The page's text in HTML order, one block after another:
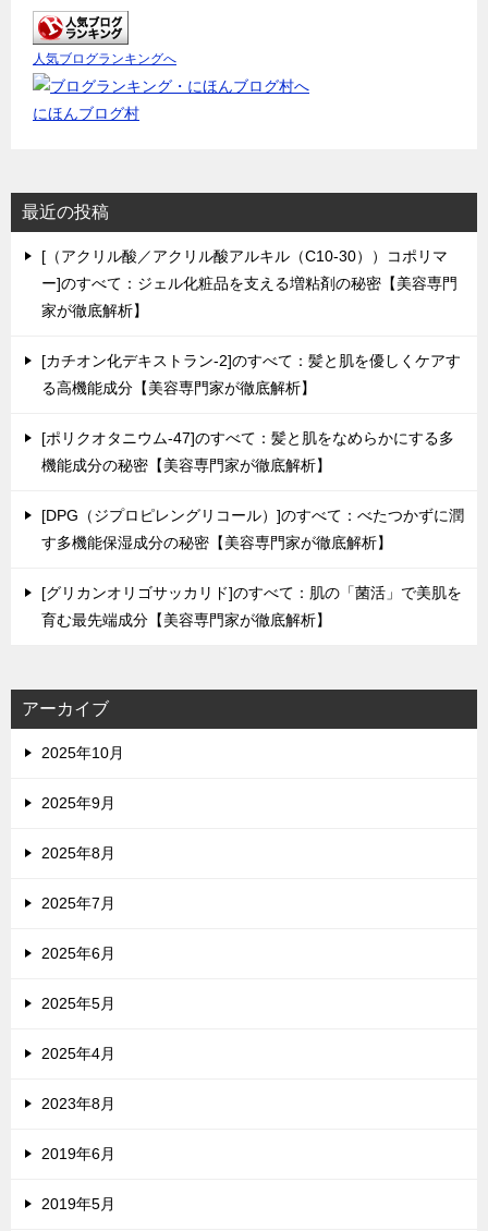
人気ブログランキングへ
にほんブログ村
最近の投稿
[（アクリル酸／アクリル酸アルキル（C10-30））コポリマ
ー]のすべて：ジェル化粧品を支える増粘剤の秘密【美容専門
家が徹底解析】
[カチオン化デキストラン-2]のすべて：髪と肌を優しくケアす
る高機能成分【美容専門家が徹底解析】
[ポリクオタニウム-47]のすべて：髪と肌をなめらかにする多
機能成分の秘密【美容専門家が徹底解析】
[DPG（ジプロピレングリコール）]のすべて：べたつかずに潤
す多機能保湿成分の秘密【美容専門家が徹底解析】
[グリカンオリゴサッカリド]のすべて：肌の「菌活」で美肌を
育む最先端成分【美容専門家が徹底解析】
アーカイブ
2025年10月
2025年9月
2025年8月
2025年7月
2025年6月
2025年5月
2025年4月
2023年8月
2019年6月
2019年5月